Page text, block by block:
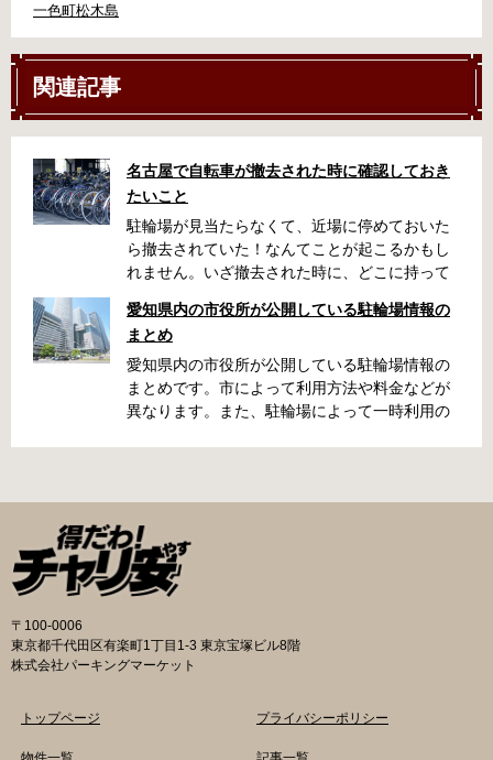
一色町松木島
関連記事
名古屋で自転車が撤去された時に確認しておき
たいこと
駐輪場が見当たらなくて、近場に停めておいた
ら撤去されていた！なんてことが起こるかもし
れません。いざ撤去された時に、どこに持って
名古屋周辺で自転車が撤去された時に知ってお
くと便利な情報をまとめました。 一宮市で撤去
された場合 一宮市役所 一宮駅・自転車一時保管
所 住所 一宮市栄4丁目6-11 電話 0586-71-7100
最寄駅 JR東海道本線尾張一宮駅より 徒歩4分 返
千種区吹上1丁目(若宮大通内) 電話 052-731-
8544 最寄駅 市バス「千早」下車、花田公園北
名古屋高速高架下より 徒歩2分 返還の際に必要
な書類 返還料 3,500円 自転車の鍵 身分証明証
印鑑 名古屋市HPはこちら 豊田市で撤去された
市朝日ケ丘6丁目74 電話 0565-34-5200 最寄駅
愛知環状鉄道線新上挙母駅より 徒歩15分 返還
放置自転車等引取通知書（郵送されている場
愛知県内の市役所が公開している駐輪場情報の
まとめ
愛知県内の市役所が公開している駐輪場情報の
まとめです。市によって利用方法や料金などが
異なります。また、駐輪場によって一時利用の
の自転車駐輪場 利用方法 利用登録申請書の提出
詳しくは直接管理事務所へお尋ねください。 利
用料金 登録手数料 不要です。 定期利用料金 一
般：2,500円／月 大学生等：1,700円／月 高校
生以下：1,500円／月 一部の方は全額免除とな
障害者手帳をお持ちの方…等） 詳しくは、市役
所にお問い合わせください。 一時利用料金 1日
はこちら 一宮市の自転車駐輪場 利用方法 利用
〒100-0006
東京都千代田区有楽町1丁目1-3 東京宝塚ビル8階
株式会社パーキングマーケット
トップページ プライバシーポリシー